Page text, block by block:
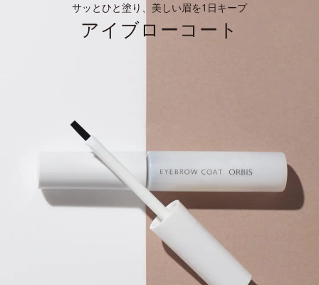
サッとひと塗り、美しい眉を1日キープ
アイブローコート